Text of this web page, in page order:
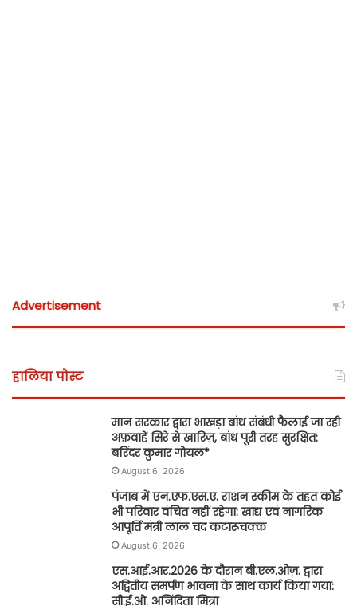
Advertisement
हालिया पोस्ट
मान सरकार द्वारा भाखड़ा बांध संबंधी फैलाई जा रही
अफ़वाहें सिरे से खारिज़, बांध पूरी तरह सुरक्षित:
बरिंदर कुमार गोयल*
August 6, 2026
पंजाब में एन.एफ.एस.ए. राशन स्कीम के तहत कोई
भी परिवार वंचित नहीं रहेगा: खाद्य एवं नागरिक
आपूर्ति मंत्री लाल चंद कटारूचक्क
August 6, 2026
एस.आई.आर.2026 के दौरान बी.एल.ओज़. द्वारा
अद्वितीय समर्पण भावना के साथ कार्य किया गया:
सी.ई.ओ. अनिंदिता मित्रा